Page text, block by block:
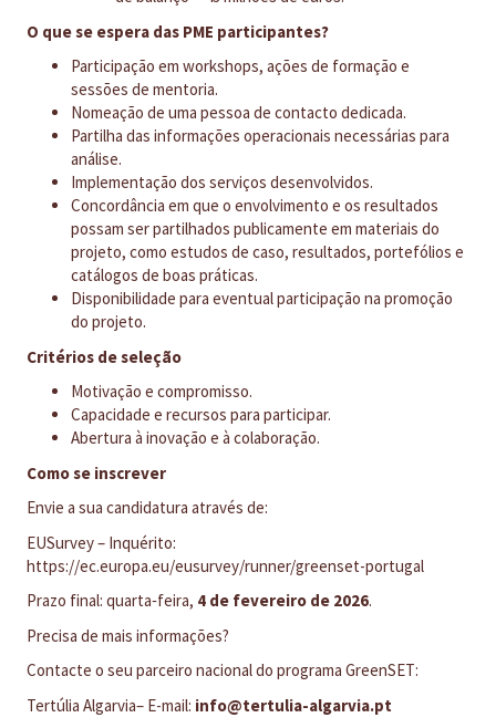
O que se espera das PME participantes?
Participação em workshops, ações de formação e
sessões de mentoria.
Nomeação de uma pessoa de contacto dedicada.
Partilha das informações operacionais necessárias para
análise.
Implementação dos serviços desenvolvidos.
Concordância em que o envolvimento e os resultados
possam ser partilhados publicamente em materiais do
projeto, como estudos de caso, resultados, portefólios e
catálogos de boas práticas.
Disponibilidade para eventual participação na promoção
do projeto.​
Critérios de seleção
Motivação e compromisso.
Capacidade e recursos para participar.
Abertura à inovação e à colaboração.​
Como se inscrever
Envie a sua candidatura através de:
EUSurvey – Inquérito:
https://ec.europa.eu/eusurvey/runner/greenset-portugal
Prazo final: quarta‑feira, 4 de fevereiro de 2026.
Precisa de mais informações?
Contacte o seu parceiro nacional do programa GreenSET:
Tertúlia Algarvia– E-mail: info@tertulia-algarvia.pt